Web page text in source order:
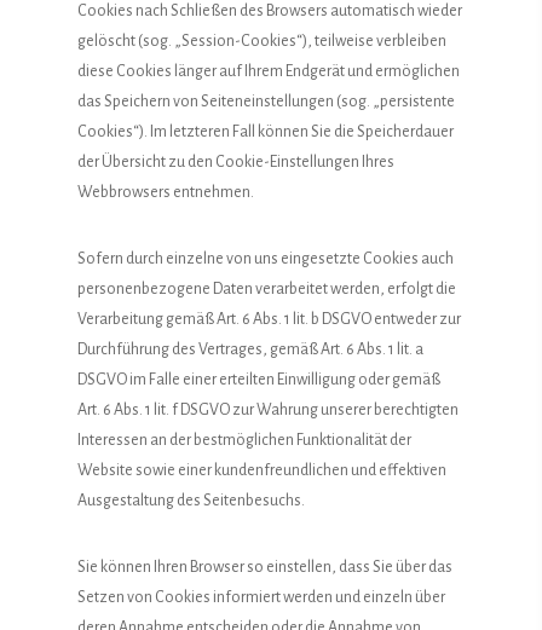
Cookies nach Schließen des Browsers automatisch wieder
gelöscht (sog. „Session-Cookies“), teilweise verbleiben
diese Cookies länger auf Ihrem Endgerät und ermöglichen
das Speichern von Seiteneinstellungen (sog. „persistente
Cookies“). Im letzteren Fall können Sie die Speicherdauer
der Übersicht zu den Cookie-Einstellungen Ihres
Webbrowsers entnehmen.
Sofern durch einzelne von uns eingesetzte Cookies auch
personenbezogene Daten verarbeitet werden, erfolgt die
Verarbeitung gemäß Art. 6 Abs. 1 lit. b DSGVO entweder zur
Durchführung des Vertrages, gemäß Art. 6 Abs. 1 lit. a
DSGVO im Falle einer erteilten Einwilligung oder gemäß
Art. 6 Abs. 1 lit. f DSGVO zur Wahrung unserer berechtigten
Interessen an der bestmöglichen Funktionalität der
Website sowie einer kundenfreundlichen und effektiven
Ausgestaltung des Seitenbesuchs.
Sie können Ihren Browser so einstellen, dass Sie über das
Setzen von Cookies informiert werden und einzeln über